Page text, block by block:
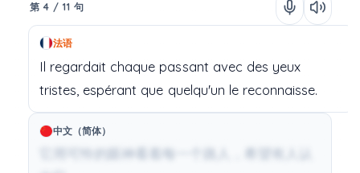
第 4 / 11 句
法语
Il regardait chaque passant avec des yeux
tristes, espérant que quelqu'un le reconnaisse.
中文（简体）
它用可怜的眼神看着每一个路人，希望有人认